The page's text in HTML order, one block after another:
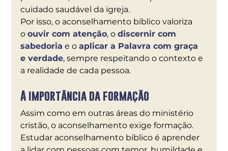
cuidado saudável da igreja.
Por isso, o aconselhamento bíblico valoriza
o ouvir com atenção, o discernir com
sabedoria e o aplicar a Palavra com graça
e verdade, sempre respeitando o contexto e
a realidade de cada pessoa.
A importância da formação
Assim como em outras áreas do ministério
cristão, o aconselhamento exige formação.
Estudar aconselhamento bíblico é aprender